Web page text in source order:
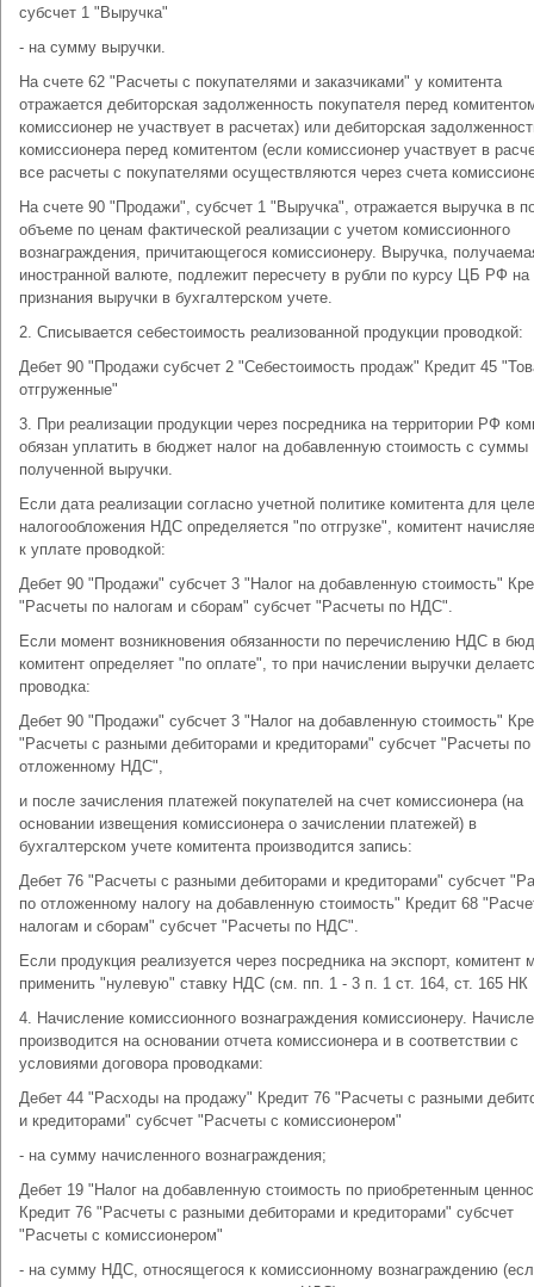
субсчет 1 "Выручка"
- на сумму выручки.
На счете 62 "Расчеты с покупателями и заказчиками" у комитента
отражается дебиторская задолженность покупателя перед
комиссионер не участвует в расчетах) или дебиторская
комиссионера перед комитентом (если комиссионер участвует в
все расчеты с покупателями осуществляются через счета
На счете 90 "Продажи", субсчет 1 "Выручка", отражается выручка в
объеме по ценам фактической реализации с учетом комиссионного
вознаграждения, причитающегося комиссионеру. Выручка,
иностранной валюте, подлежит пересчету в рубли по курсу ЦБ РФ на
признания выручки в бухгалтерском учете.
2. Списывается себестоимость реализованной продукции проводкой:
Дебет 90 "Продажи субсчет 2 "Себестоимость продаж" Кредит 45
отгруженные"
3. При реализации продукции через посредника на территории РФ
обязан уплатить в бюджет налог на добавленную стоимость с суммы
полученной выручки.
Если дата реализации согласно учетной политике комитента для
налогообложения НДС определяется "по отгрузке", комитент
к уплате проводкой:
Дебет 90 "Продажи" субсчет 3 "Налог на добавленную стоимость"
"Расчеты по налогам и сборам" субсчет "Расчеты по НДС".
Если момент возникновения обязанности по перечислению НДС в
комитент определяет "по оплате", то при начислении выручки
проводка:
Дебет 90 "Продажи" субсчет 3 "Налог на добавленную стоимость"
"Расчеты с разными дебиторами и кредиторами" субсчет "Расчеты по
отложенному НДС",
и после зачисления платежей покупателей на счет комиссионера (на
основании извещения комиссионера о зачислении платежей) в
бухгалтерском учете комитента производится запись:
Дебет 76 "Расчеты с разными дебиторами и кредиторами" субсчет
по отложенному налогу на добавленную стоимость" Кредит 68
налогам и сборам" субсчет "Расчеты по НДС".
Если продукция реализуется через посредника на экспорт, комитент
применить "нулевую" ставку НДС (см. пп. 1 - 3 п. 1 ст. 164, ст. 165
4. Начисление комиссионного вознаграждения комиссионеру.
производится на основании отчета комиссионера и в соответствии с
условиями договора проводками:
Дебет 44 "Расходы на продажу" Кредит 76 "Расчеты с разными
и кредиторами" субсчет "Расчеты с комиссионером"
- на сумму начисленного вознаграждения;
Дебет 19 "Налог на добавленную стоимость по приобретенным
Кредит 76 "Расчеты с разными дебиторами и кредиторами" субсчет
"Расчеты с комиссионером"
- на сумму НДС, относящегося к комиссионному вознаграждению